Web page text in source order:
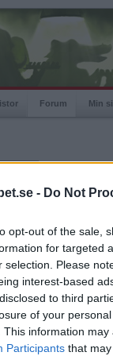
- Do Not
opt-out of the sale,
for targeted
selection. Please
interest-based
to third
of your
This information
Participants that
Forum Min
hem till dig?